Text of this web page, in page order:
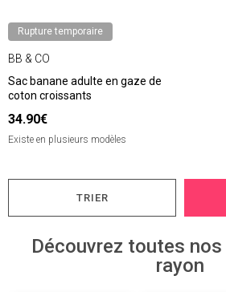
Rupture temporaire
BB & CO
Sac banane adulte en gaze de
coton croissants
34.90€
Existe en plusieurs modèles
TRIER
Découvrez toutes
rayon